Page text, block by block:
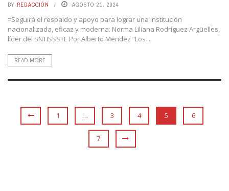
BY REDACCIÓN AGOSTO 21, 2024
=Seguirá el respaldo y apoyo para lograr una institución
nacionalizada, eficaz y moderna: Norma Liliana Rodríguez Argüelles,
líder del SNTISSSTE Por Alberto Mendez “Los ...
READ MORE
1 … 3 4 5 6
7